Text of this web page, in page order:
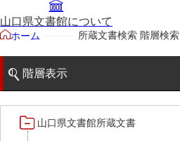
山口県文書館について
ホーム 所蔵文書検索 階層検索
階層表示
山口県文書館所蔵文書